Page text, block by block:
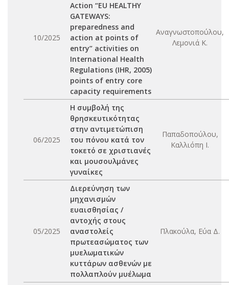
10/2025
Action “EU HEALTHY
GATEWAYS:
preparedness and
action at points of
entry” activities on
International Health
Regulations (IHR, 2005)
points of entry core
capacity requirements
Αναγνωστοπούλου,
Λεμονιά Κ.
06/2025
Η συμβολή της
θρησκευτικότητας
στην αντιμετώπιση
του πόνου κατά τον
τοκετό σε χριστιανές
και μουσουλμάνες
γυναίκες
Παπαδοπούλου,
Καλλιόπη Ι.
05/2025
Διερεύνηση των
μηχανισμών
ευαισθησίας /
αντοχής στους
αναστολείς
πρωτεασώματος των
μυελωματικών
κυττάρων ασθενών με
πολλαπλούν μυέλωμα
Πλακούλα, Εύα Δ.